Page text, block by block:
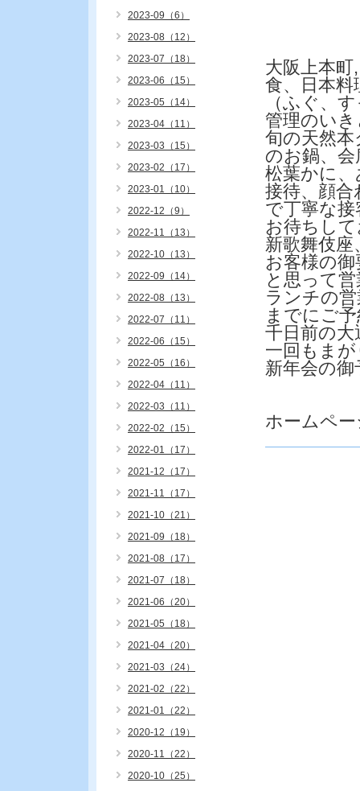
大阪上本
食、日本
（ふぐ、
管理のい
旬の天然本
のお鍋、
松葉かに
接待、顔
で丁寧な接
お待ちし
新歌舞伎
お客様の
と思って
ランチの
までにご
千日前の
一回もま
新年会の
ホームペ
2023-09（6）
2023-08（12）
2023-07（18）
2023-06（15）
2023-05（14）
2023-04（11）
2023-03（15）
2023-02（17）
2023-01（10）
2022-12（9）
2022-11（13）
2022-10（13）
2022-09（14）
2022-08（13）
2022-07（11）
2022-06（15）
2022-05（16）
2022-04（11）
2022-03（11）
2022-02（15）
2022-01（17）
2021-12（17）
2021-11（17）
2021-10（21）
2021-09（18）
2021-08（17）
2021-07（18）
2021-06（20）
2021-05（18）
2021-04（20）
2021-03（24）
2021-02（22）
2021-01（22）
2020-12（19）
2020-11（22）
2020-10（25）